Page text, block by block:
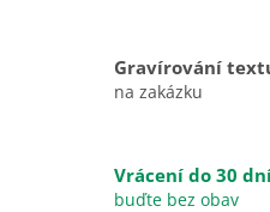
Gravírování
na zakázku
Vrácení do 30
buďte bez obav